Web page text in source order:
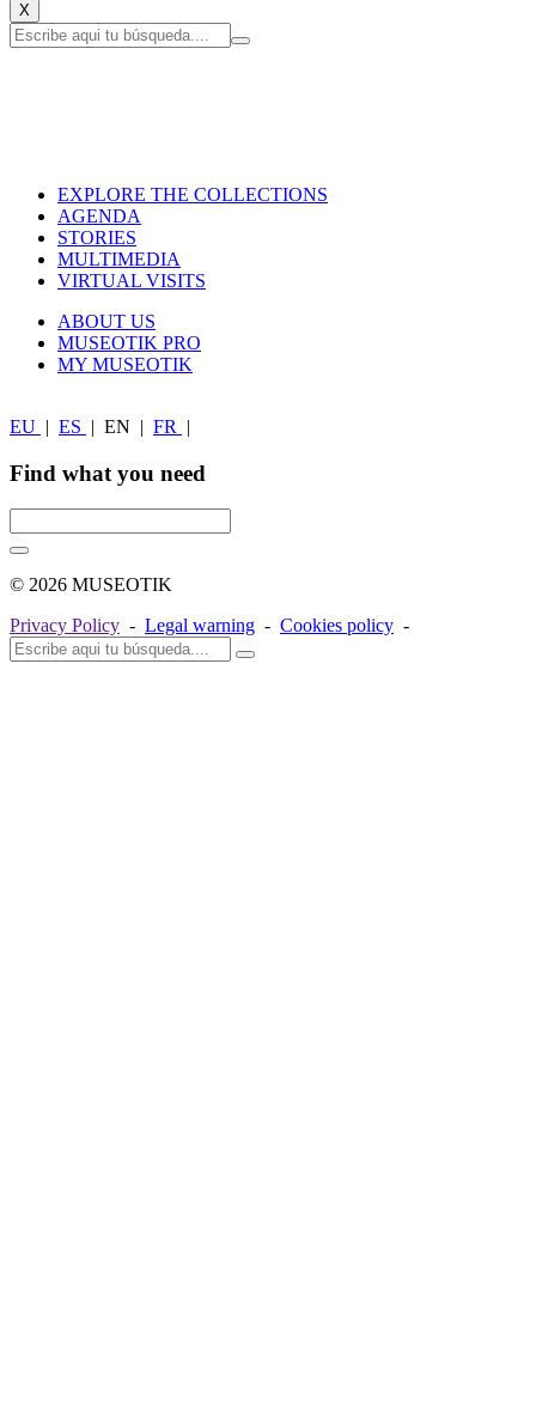
X
EXPLORE THE COLLECTIONS
AGENDA
STORIES
MULTIMEDIA
VIRTUAL VISITS
ABOUT US
MUSEOTIK PRO
MY MUSEOTIK
EU | ES | EN | FR |
Find what you need
© 2026 MUSEOTIK
Privacy Policy - Legal warning - Cookies policy -